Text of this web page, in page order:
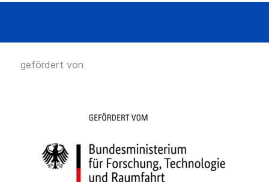
gefördert von